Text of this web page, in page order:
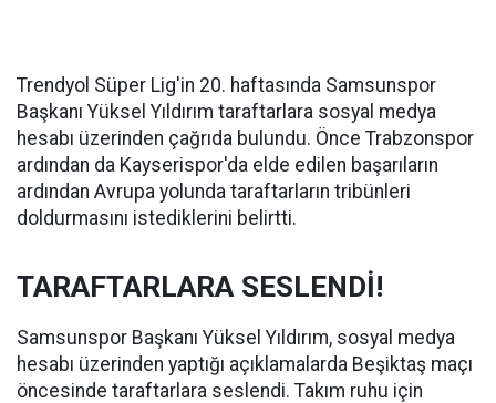
Trendyol Süper Lig'in 20. haftasında Samsunspor
Başkanı Yüksel Yıldırım taraftarlara sosyal medya
hesabı üzerinden çağrıda bulundu. Önce Trabzonspor
ardından da Kayserispor'da elde edilen başarıların
ardından Avrupa yolunda taraftarların tribünleri
doldurmasını istediklerini belirtti.
TARAFTARLARA SESLENDİ!
Samsunspor Başkanı Yüksel Yıldırım, sosyal medya
hesabı üzerinden yaptığı açıklamalarda Beşiktaş maçı
öncesinde taraftarlara seslendi. Takım ruhu için